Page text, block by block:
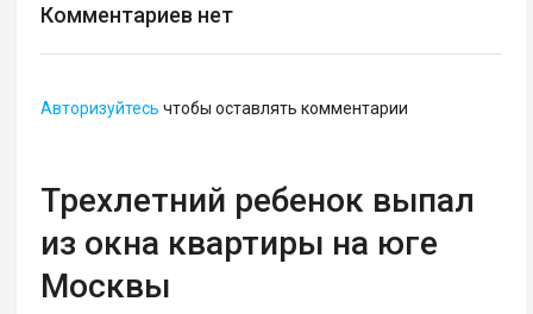
Комментариев нет
Авторизуйтесь чтобы оставлять комментарии
Трехлетний ребенок выпал
из окна квартиры на юге
Москвы